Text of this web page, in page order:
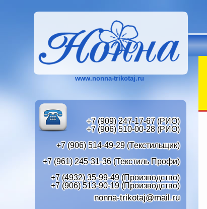
www.nonna-trikotaj.ru
+7 (909) 247-17-67 (РИО)
+7 (906) 510-00-28 (РИО)
+7 (906) 514-49-29 (Текстильщик)
+7 (961) 245-31-36 (Текстиль Профи)
+7 (4932) 35-99-49 (Производство)
+7 (906) 513-90-19 (Производство)
nonna-trikotaj@mail.ru